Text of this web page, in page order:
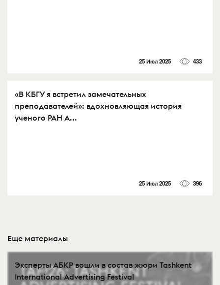
25 Июл 2025 433
«В КБГУ я встретил замечательных
преподавателей»: вдохновляющая история
ученого РАН А...
25 Июл 2025 396
Еще материалы
Эксперты АБКР вошли в состав жюри Tashkent
International Advertising Festival